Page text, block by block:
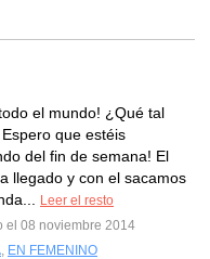
el mundo! ¿Qué tal
que estéis
del fin de semana! El
llegado y con el sacamos
Leer el resto
el 08 noviembre 2014
, EN FEMENINO